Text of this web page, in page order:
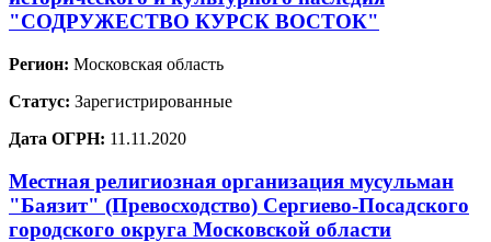
"СОДРУЖЕСТВО КУРСК ВОСТОК"
Регион: Московская область
Статус: Зарегистрированные
Дата ОГРН: 11.11.2020
Местная религиозная организация мусульман
"Баязит" (Превосходство) Сергиево-Посадского
городского округа Московской области